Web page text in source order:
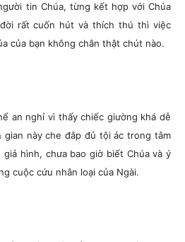
tin Chúa, từng kết hợp với Chúa
rất cuốn hút và thích thú thì việc
của bạn không chân thật chút nào.
an nghỉ vì thấy chiếc giường khá dễ
gian này che đắp đủ tội ác trong tâm
hình, chưa bao giờ biết Chúa và ý
cuộc cứu nhân loại của Ngài.